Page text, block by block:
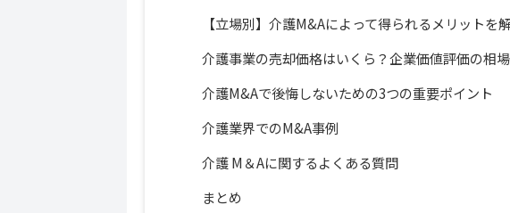
【立場別】介護M&Aによって得られるメリットを
介護事業の売却価格はいくら？企業価値評価の相
介護M&Aで後悔しないための3つの重要ポイント
介護業界でのM&A事例
介護 M＆Aに関するよくある質問
まとめ